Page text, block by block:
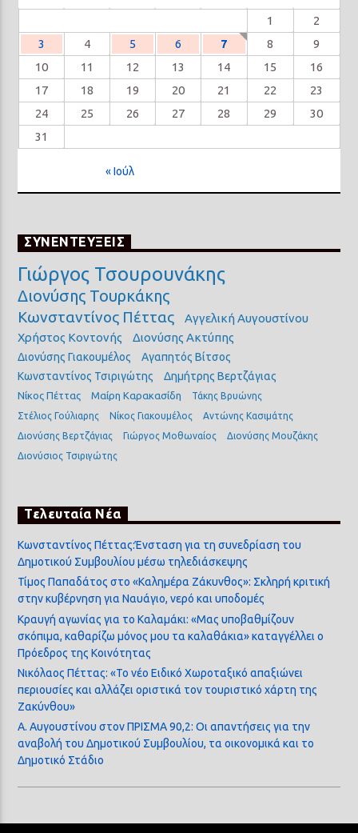
1
2
3
4 5 6 7 8
9
10
11 12 13 14 15
16
17
18 19 20 21 22
23
24
25 26 27 28 29
30
31
« Ιούλ
ΣΥΝΕΝΤΕΥΞΕΙΣ
Γιώργος Τσουρουνάκης
Διονύσης Τουρκάκης
Κωνσταντίνος Πέττας
Αγγελική Αυγουστίνου
Χρήστος Κοντονής
Διονύσης Ακτύπης
Διονύσης Γιακουμέλος
Αγαπητός Βίτσος
Κωνσταντίνος Τσιριγώτης
Δημήτρης Βερτζάγιας
Νίκος Πέττας Μαίρη Καρακασίδη
Τάκης Βρυώνης
Στέλιος Γούλιαρης
Νίκος Γιακουμέλος
Αντώνης Κασιμάτης
Διονύσης Βερτζάγιας
Γιώργος Μοθωναίος
Διονύσης Μουζάκης
Διονύσιος Τσιριγώτης
Τελευταία Νέα
Κωνσταντίνος Πέττας:Ένσταση για τη συνεδρίαση του
Δημοτικού Συμβουλίου μέσω τηλεδιάσκεψης
Τίμος Παπαδάτος στο «Καλημέρα Ζάκυνθος»: Σκληρή κριτική
στην κυβέρνηση για Ναυάγιο, νερό και υποδομές
Κραυγή αγωνίας για το Καλαμάκι: «Μας υποβαθμίζουν
σκόπιμα, καθαρίζω μόνος μου τα καλαθάκια» καταγγέλλει ο
Πρόεδρος της Κοινότητας
Νικόλαος Πέττας: «Το νέο Ειδικό Χωροταξικό απαξιώνει
περιουσίες και αλλάζει οριστικά τον τουριστικό χάρτη της
Ζακύνθου»
Α. Αυγουστίνου στον ΠΡΙΣΜΑ 90,2: Οι απαντήσεις για την
αναβολή του Δημοτικού Συμβουλίου, τα οικονομικά και το
Δημοτικό Στάδιο